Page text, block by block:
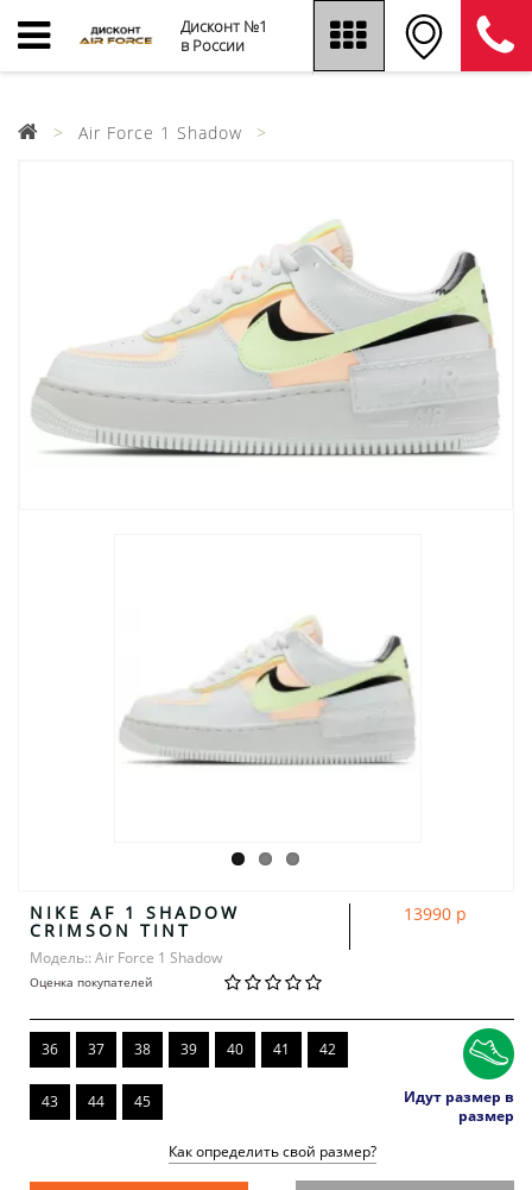
Дисконт №1
в России
Air Force 1 Shadow
NIKE AF 1 SHADOW
CRIMSON TINT
Модель:: Air Force 1 Shadow
Оценка покупателей
13990 р
36 37 38 39 40 41 42
43 44 45
Идут размер в
размер
Как определить свой размер?